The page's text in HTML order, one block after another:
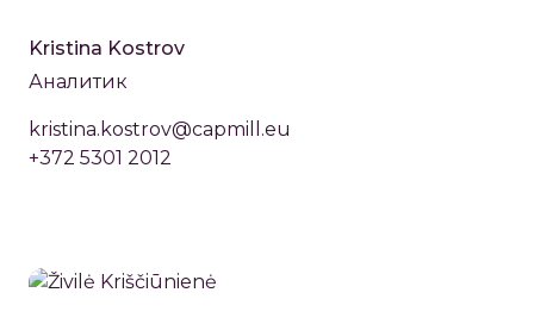
Kristina Kostrov
Аналитик
kristina.kostrov@capmill.eu
+372 5301 2012